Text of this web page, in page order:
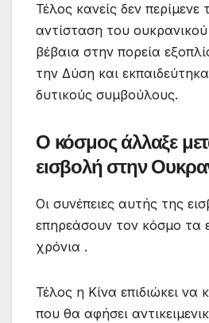
Τέλος κανείς δεν περίμενε
αντίσταση του
βέβαια στην πορεία
την Δύση και
δυτικούς συμβούλους.
Ο κόσμος άλλαξε
εισβολή στην
Οι συνέπειες αυτής της
επηρεάσουν τον κόσμο τα
χρόνια .
Τέλος η Κίνα επιδιώκει να
που θα αφήσει